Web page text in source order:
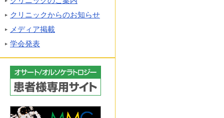
クリニックからのお知らせ
メディア掲載
学会発表